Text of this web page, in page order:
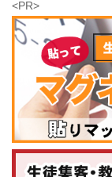
<PR>